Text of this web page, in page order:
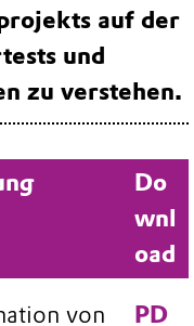
auf der
und
zu verstehen.
Do
wnl
oad
von
PD